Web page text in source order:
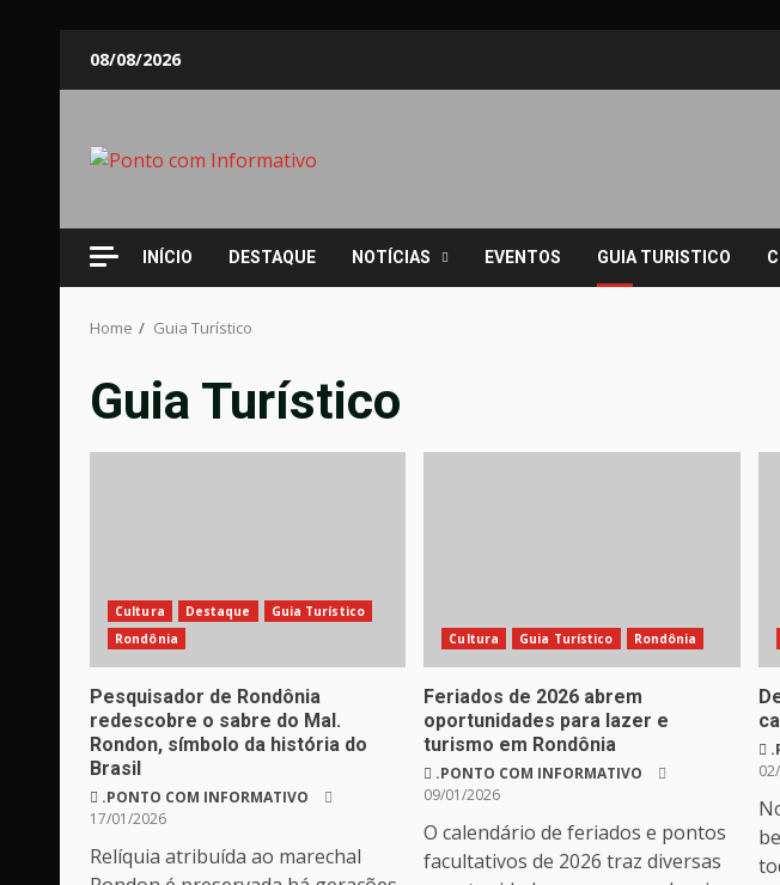
08/08/2026
INÍCIO DESTAQUE NOTÍCIAS EVENTOS GUIA TURISTICO
Home Guia Turístico
Guia Turístico
Cultura Destaque
Guia Turístico
Rondônia
Pesquisador de Rondônia
redescobre o sabre do Mal.
Rondon, símbolo da história do
Brasil
.PONTO COM INFORMATIVO
17/01/2026
Relíquia atribuída ao marechal
Cultura Guia Turístico Rondônia
Feriados de 2026 abrem
oportunidades para lazer e
turismo em Rondônia
.PONTO COM INFORMATIVO
09/01/2026
O calendário de feriados e pontos
facultativos de 2026 traz diversas